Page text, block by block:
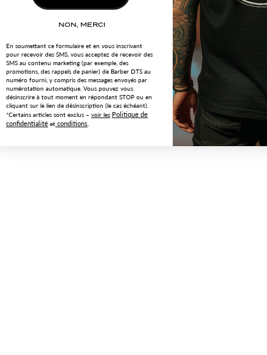
NON, MERCI
En soumettant ce formulaire et en vous inscrivant
pour recevoir des SMS, vous acceptez de recevoir des
SMS au contenu marketing (par exemple, des
promotions, des rappels de panier) de Barber DTS au
numéro fourni, y compris des messages envoyés par
numérotation automatique. Vous pouvez vous
désinscrire à tout moment en répondant STOP ou en
cliquant sur le lien de désinscription (le cas échéant).
*Certains articles sont exclus – voir les Politique de
confidentialité et conditions.